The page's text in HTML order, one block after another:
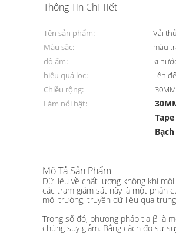
Thông Tin Chi Tiết
Tên sản phẩm: Vải
Màu sắc:
màu
độ ẩm:
kị
hiệu quả lọc:
Lên
Chiều rộng:
Làm nổi bật:
Mô Tả Sản Phẩm
Dữ liệu về chất lượng không khí
các trạm giám sát này là một phần
môi trường, truyền dữ liệu qua
Trong số đó, phương pháp tia β là
chúng suy giảm. Bằng cách đo sự